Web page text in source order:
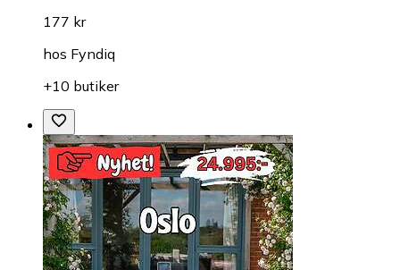
177 kr
hos Fyndiq
+10 butiker